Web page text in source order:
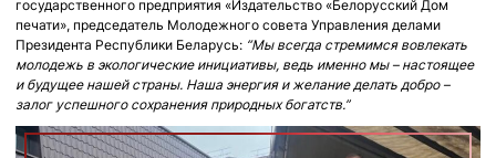
государственного предприятия «Издательство «Белорусский Дом
печати», председатель Молодежного совета Управления делами
Президента Республики Беларусь: “Мы всегда стремимся вовлекать
молодежь в экологические инициативы, ведь именно мы – настоящее
и будущее нашей страны. Наша энергия и желание делать добро –
залог успешного сохранения природных богатств.”